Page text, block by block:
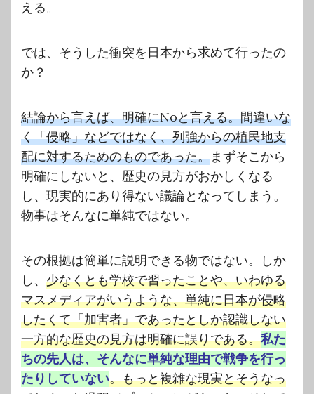
える。
では、そうした衝突を日本から求めて行ったの
か？
結論から言えば、明確にNoと言える。間違いな
く「侵略」などではなく、列強からの植民地支
配に対するためのものであった。まずそこから
明確にしないと、歴史の見方がおかしくなる
し、現実的にあり得ない議論となってしまう。
物事はそんなに単純ではない。
その根拠は簡単に説明できる物ではない。しか
し、 少なくとも学校で習ったことや、いわゆる
マスメディアがいうような、単純に日本が侵略
したくて「加害者」であったとしか認識しない
一方的な歴史の見方は明確に誤りである。私た
ちの先人は、そんなに単純な理由で戦争を行っ
たりしていない。もっと複雑な現実とそうなっ